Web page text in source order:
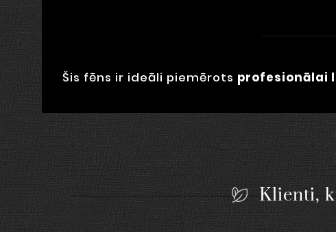
Šis fēns ir ideāli piemērots profesionālai
Klienti,